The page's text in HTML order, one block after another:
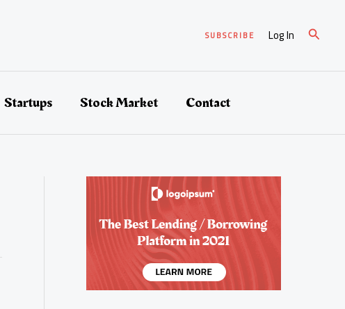
SUBSCRIBE Log In
검
Startups Stock Market Contact